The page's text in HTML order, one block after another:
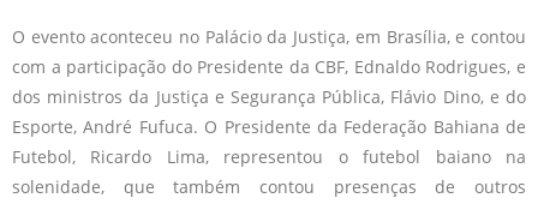
O evento aconteceu no Palácio da Justiça, em Brasília, e contou
com a participação do Presidente da CBF, Ednaldo Rodrigues, e
dos ministros da Justiça e Segurança Pública, Flávio Dino, e do
Esporte, André Fufuca. O Presidente da Federação Bahiana de
Futebol, Ricardo Lima, representou o futebol baiano na
solenidade, que também contou presenças de outros